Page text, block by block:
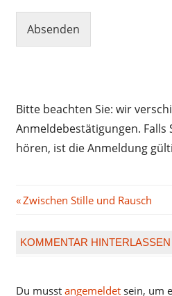
Absenden
Bitte beachten Sie: wir
Anmeldebestätigungen. Falls
hören, ist die Anmeldung
Vorheriger
Zwischen Stille und Rausch
KOMMENTAR HINTERLASSEN
Du musst angemeldetsein, um